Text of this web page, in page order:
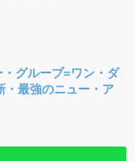
グループ=ワン・ダ
・最強のニュー・ア